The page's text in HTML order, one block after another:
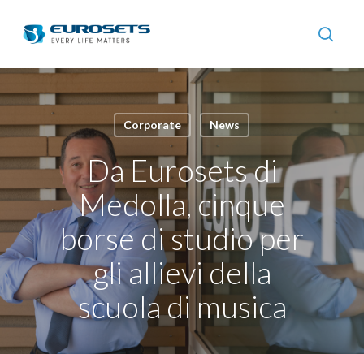
content
Corporate News
Da Eurosets di
Medolla, cinque
borse di studio per
gli allievi della
scuola di musica